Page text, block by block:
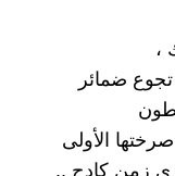
،
ضمائر
الأولى
زمن كادح ..